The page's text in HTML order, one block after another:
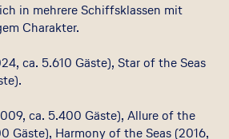
in mehrere Schiffsklassen mit
Charakter.
ca. 5.610 Gäste), Star of the Seas
ca. 5.400 Gäste), Allure of the
Gäste), Harmony of the Seas (2016,